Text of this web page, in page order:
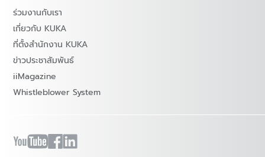
ร่วมงานกับเรา
เกี่ยวกับ KUKA
ที่ตั้งสำนักงาน KUKA
ข่าวประชาสัมพันธ์
iiMagazine
Whistleblower System